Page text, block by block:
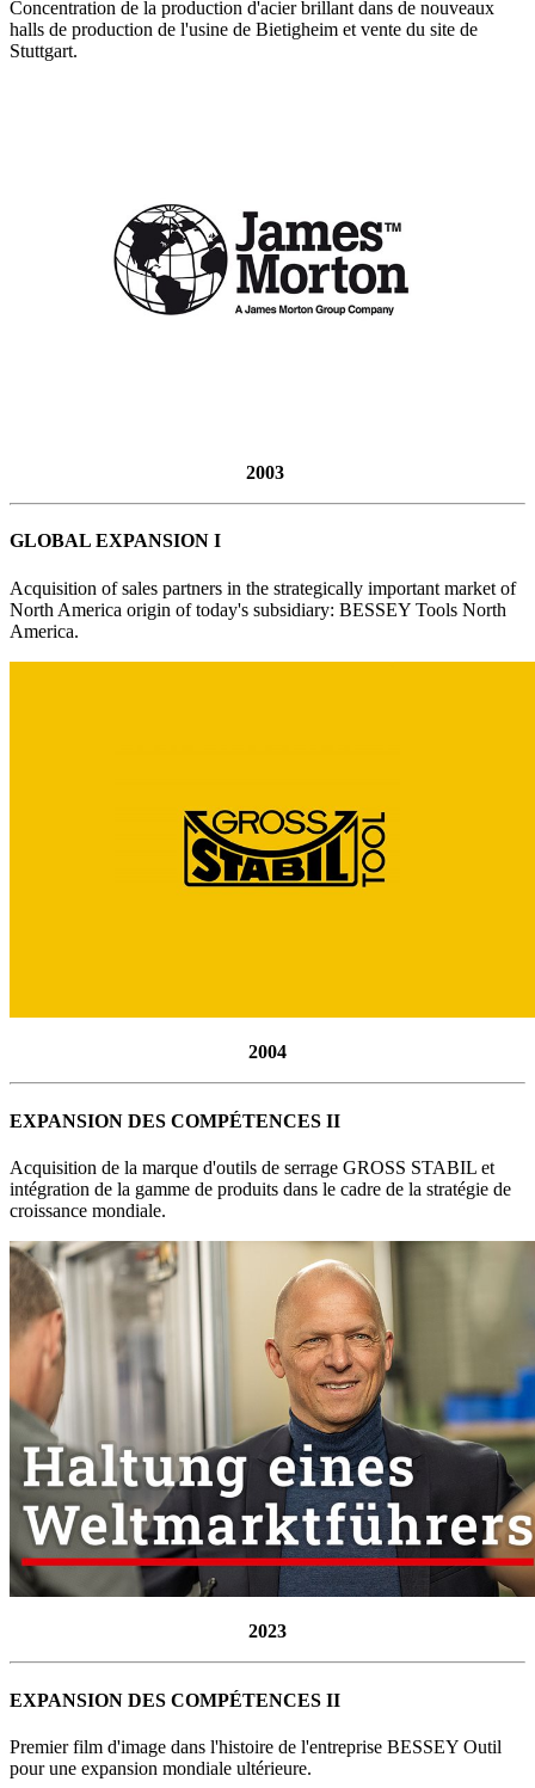
Concentration de la production d'acier brillant dans de nouveaux
halls de production de l'usine de Bietigheim et vente du site de
Stuttgart.
2003
GLOBAL EXPANSION I
Acquisition of sales partners in the strategically important market of
North America origin of today's subsidiary: BESSEY Tools North
America.
2004
EXPANSION DES COMPÉTENCES II
Acquisition de la marque d'outils de serrage GROSS STABIL et
intégration de la gamme de produits dans le cadre de la stratégie de
croissance mondiale.
2023
EXPANSION DES COMPÉTENCES II
Premier film d'image dans l'histoire de l'entreprise BESSEY Outil
pour une expansion mondiale ultérieure.